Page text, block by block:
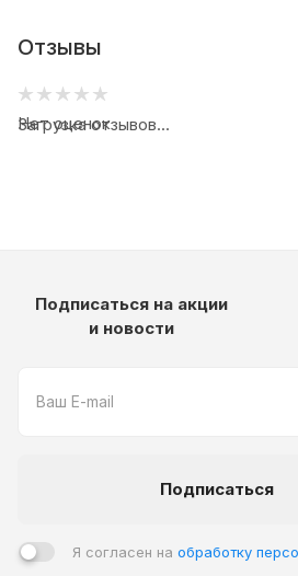
Отзывы
Нет оценок
Загрузка отзывов...
Подписаться на акции
и новости
Подписаться
Я согласен на обработку